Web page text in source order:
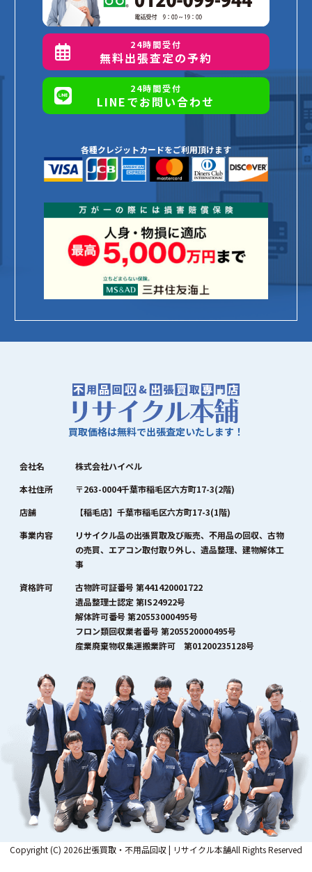
24時間受付
無料出張査定の予約
24時間受付
LINEでお問い合わせ
各種クレジットカードをご利用頂けます
買取価格は無料で出張査定いたします！
会社名
株式会社ハイペル
本社住所
〒263-0004千葉市稲毛区六方町17-3(2階)
店舗
【稲毛店】千葉市稲毛区六方町17-3(1階)
事業内容
リサイクル品の出張買取及び販売、不用品の回収、古物
の売買、エアコン取付取り外し、遺品整理、建物解体工
事
資格許可
古物許可証番号 第441420001722
遺品整理士認定 第IS24922号
解体許可番号 第20553000495号
フロン類回収業者番号 第205520000495号
産業廃棄物収集運搬業許可 第01200235128号
Copyright (C) 2026出張買取・不用品回収 | リサイクル本舗All Rights Reserved